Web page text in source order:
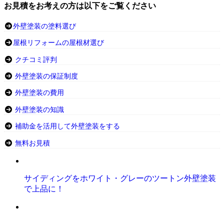
お見積をお考えの方は以下をご覧ください
外壁塗装の塗料選び
屋根リフォームの屋根材選び
クチコミ評判
外壁塗装の保証制度
外壁塗装の費用
外壁塗装の知識
補助金を活用して外壁塗装をする
無料お見積
サイディングをホワイト・グレーのツートン外壁塗装
で上品に！